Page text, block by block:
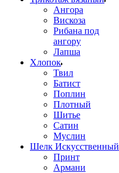
Ангора
Вискоза
Рибана под
ангору
Лапша
Хлопок
Твил
Батист
Поплин
Плотный
Шитье
Сатин
Муслин
Шелк Искусственный
Принт
Армани